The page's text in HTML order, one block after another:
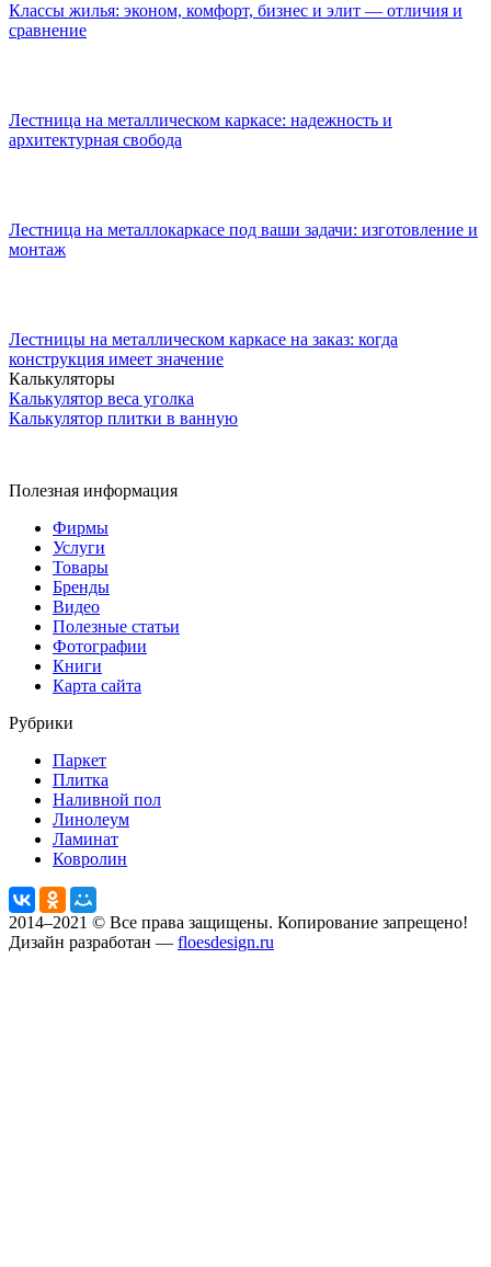
Классы жилья: эконом, комфорт, бизнес и элит — отличия и
сравнение
Лестница на металлическом каркасе: надежность и
архитектурная свобода
Лестница на металлокаркасе под ваши задачи: изготовление и
монтаж
Лестницы на металлическом каркасе на заказ: когда
конструкция имеет значение
Калькуляторы
Калькулятор веса уголка
Калькулятор плитки в ванную
Полезная информация
Фирмы
Услуги
Товары
Бренды
Видео
Полезные статьи
Фотографии
Книги
Карта сайта
Рубрики
Паркет
Плитка
Наливной пол
Линолеум
Ламинат
Ковролин
2014–2021 © Все права защищены. Копирование запрещено!
Дизайн разработан — floesdesign.ru